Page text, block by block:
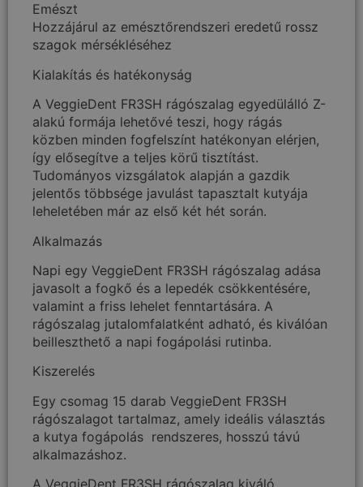
Emészt
Hozzájárul az emésztőrendszeri eredetű rossz
szagok mérsékléséhez
Kialakítás és hatékonyság
A VeggieDent FR3SH rágószalag egyedülálló Z-
alakú formája lehetővé teszi, hogy rágás
közben minden fogfelszínt hatékonyan elérjen,
így elősegítve a teljes körű tisztítást.
Tudományos vizsgálatok alapján a gazdik
jelentős többsége javulást tapasztalt kutyája
leheletében már az első két hét során.
Alkalmazás
Napi egy VeggieDent FR3SH rágószalag adása
javasolt a fogkő és a lepedék csökkentésére,
valamint a friss lehelet fenntartására. A
rágószalag jutalomfalatként adható, és kiválóan
beilleszthető a napi fogápolási rutinba.
Kiszerelés
Egy csomag 15 darab VeggieDent FR3SH
rágószalagot tartalmaz, amely ideális választás
a kutya fogápolás rendszeres, hosszú távú
alkalmazáshoz.